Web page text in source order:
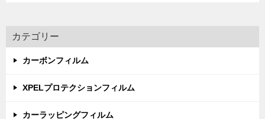
カテゴリー
カーボンフィルム
XPELプロテクションフィルム
カーラッピングフィルム